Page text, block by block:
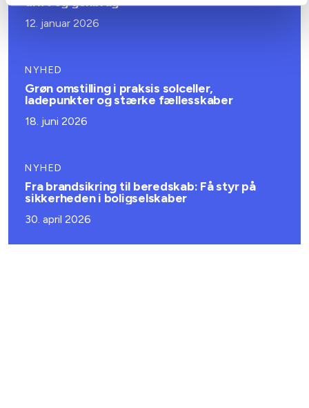
12. januar 2026
NYHED
Grøn omstilling i praksis solceller,
ladepunkter og stærke fællesskaber
18. juni 2026
NYHED
Fra brandsikring til beredskab: Få styr på
sikkerheden i boligselskaber
30. april 2026